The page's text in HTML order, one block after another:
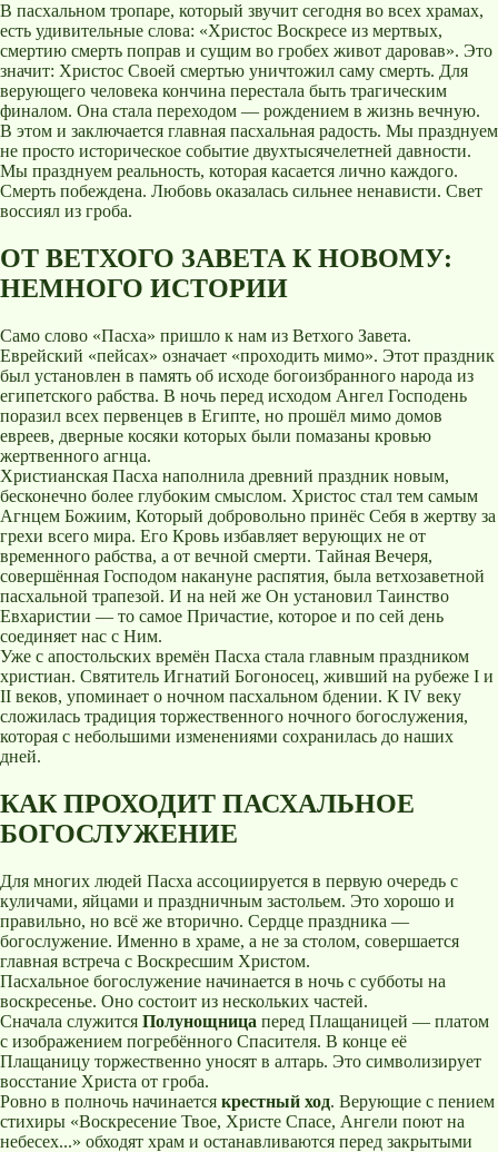
В пасхальном тропаре, который звучит сегодня во всех храмах,
есть удивительные слова: «Христос Воскресе из мертвых,
смертию смерть поправ и сущим во гробех живот даровав». Это
значит: Христос Своей смертью уничтожил саму смерть. Для
верующего человека кончина перестала быть трагическим
финалом. Она стала переходом — рождением в жизнь вечную.
В этом и заключается главная пасхальная радость. Мы празднуем
не просто историческое событие двухтысячелетней давности.
Мы празднуем реальность, которая касается лично каждого.
Смерть побеждена. Любовь оказалась сильнее ненависти. Свет
воссиял из гроба.
ОТ ВЕТХОГО ЗАВЕТА К НОВОМУ:
НЕМНОГО ИСТОРИИ
Само слово «Пасха» пришло к нам из Ветхого Завета.
Еврейский «пейсах» означает «проходить мимо». Этот праздник
был установлен в память об исходе богоизбранного народа из
египетского рабства. В ночь перед исходом Ангел Господень
поразил всех первенцев в Египте, но прошёл мимо домов
евреев, дверные косяки которых были помазаны кровью
жертвенного агнца.
Христианская Пасха наполнила древний праздник новым,
бесконечно более глубоким смыслом. Христос стал тем самым
Агнцем Божиим, Который добровольно принёс Себя в жертву за
грехи всего мира. Его Кровь избавляет верующих не от
временного рабства, а от вечной смерти. Тайная Вечеря,
совершённая Господом накануне распятия, была ветхозаветной
пасхальной трапезой. И на ней же Он установил Таинство
Евхаристии — то самое Причастие, которое и по сей день
соединяет нас с Ним.
Уже с апостольских времён Пасха стала главным праздником
христиан. Святитель Игнатий Богоносец, живший на рубеже I и
II веков, упоминает о ночном пасхальном бдении. К IV веку
сложилась традиция торжественного ночного богослужения,
которая с небольшими изменениями сохранилась до наших
дней.
КАК ПРОХОДИТ ПАСХАЛЬНОЕ
БОГОСЛУЖЕНИЕ
Для многих людей Пасха ассоциируется в первую очередь с
куличами, яйцами и праздничным застольем. Это хорошо и
правильно, но всё же вторично. Сердце праздника —
богослужение. Именно в храме, а не за столом, совершается
главная встреча с Воскресшим Христом.
Пасхальное богослужение начинается в ночь с субботы на
воскресенье. Оно состоит из нескольких частей.
Сначала служится Полунощница перед Плащаницей — платом
с изображением погребённого Спасителя. В конце её
Плащаницу торжественно уносят в алтарь. Это символизирует
восстание Христа от гроба.
Ровно в полночь начинается крестный ход. Верующие с пением
стихиры «Воскресение Твое, Христе Спасе, Ангели поют на
небесех...» обходят храм и останавливаются перед закрытыми